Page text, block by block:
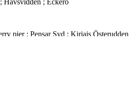
pier ; Pensar Syd ; Kirjais Österudden